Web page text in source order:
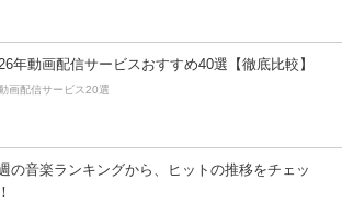
年動画配信サービスおすすめ40選【徹底比較】
画配信サービス20選
の音楽ランキングから、ヒットの推移をチェッ